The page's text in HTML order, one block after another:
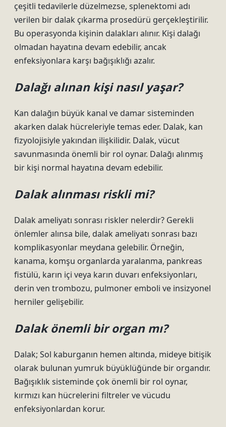
çeşitli tedavilerle düzelmezse, splenektomi adı
verilen bir dalak çıkarma prosedürü gerçekleştirilir.
Bu operasyonda kişinin dalakları alınır. Kişi dalağı
olmadan hayatına devam edebilir, ancak
enfeksiyonlara karşı bağışıklığı azalır.
Dalağı alınan kişi nasıl yaşar?
Kan dalağın büyük kanal ve damar sisteminden
akarken dalak hücreleriyle temas eder. Dalak, kan
fizyolojisiyle yakından ilişkilidir. Dalak, vücut
savunmasında önemli bir rol oynar. Dalağı alınmış
bir kişi normal hayatına devam edebilir.
Dalak alınması riskli mi?
Dalak ameliyatı sonrası riskler nelerdir? Gerekli
önlemler alınsa bile, dalak ameliyatı sonrası bazı
komplikasyonlar meydana gelebilir. Örneğin,
kanama, komşu organlarda yaralanma, pankreas
fistülü, karın içi veya karın duvarı enfeksiyonları,
derin ven trombozu, pulmoner emboli ve insizyonel
herniler gelişebilir.
Dalak önemli bir organ mı?
Dalak; Sol kaburganın hemen altında, mideye bitişik
olarak bulunan yumruk büyüklüğünde bir organdır.
Bağışıklık sisteminde çok önemli bir rol oynar,
kırmızı kan hücrelerini filtreler ve vücudu
enfeksiyonlardan korur.